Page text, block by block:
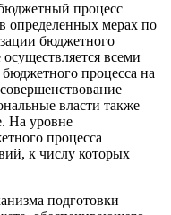
процесс
определенных мерах по
бюджетного
всеми
процесса на
власти также
На уровне
процесса
к числу которых
подготовки